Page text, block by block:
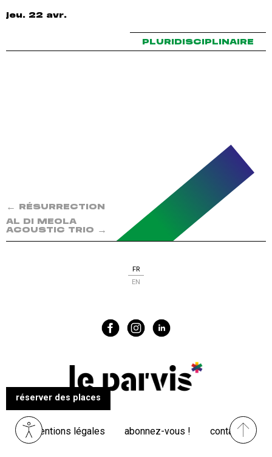
réserver des places
PLURIDISCIPLINAIRE
jeu. 22 avr.
← RÉSURRECTION
AL DI MEOLA
ACOUSTIC TRIO
→
FR
EN
Menu
Pied
mentions légales abonnez-vous ! contact